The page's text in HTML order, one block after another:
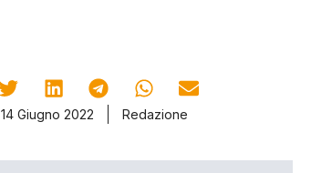
14 Giugno 2022
Redazione